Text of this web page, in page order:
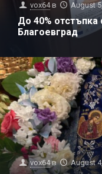
vox64 в August
До 40% отстъпка
Благоевград
vox64 в August